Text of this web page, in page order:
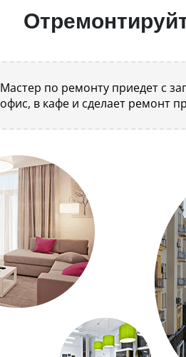
Мастер по ремонту приедет с
офис, в кафе и сделает ремонт